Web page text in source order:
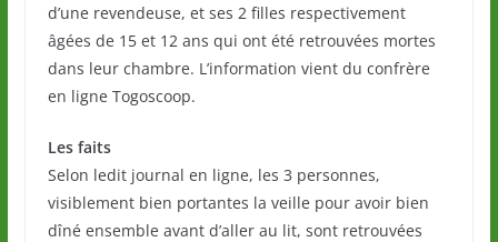
d’une revendeuse, et ses 2 filles respectivement
âgées de 15 et 12 ans qui ont été retrouvées mortes
dans leur chambre. L’information vient du confrère
en ligne Togoscoop.
Les faits
Selon ledit journal en ligne, les 3 personnes,
visiblement bien portantes la veille pour avoir bien
dîné ensemble avant d’aller au lit, sont retrouvées